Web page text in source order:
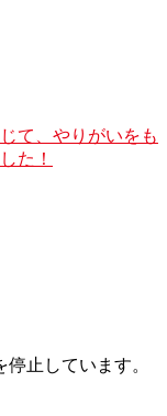
て、やりがいをも
た！
停止 しています。